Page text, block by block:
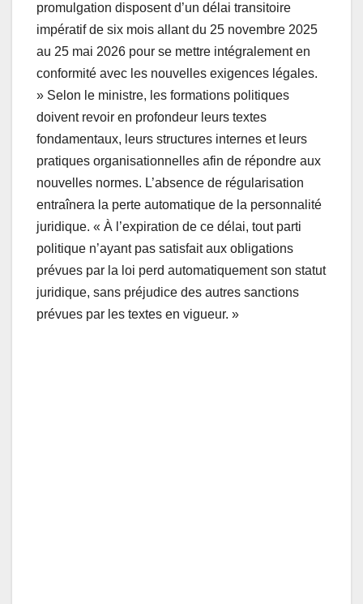
promulgation disposent d’un délai transitoire
impératif de six mois allant du 25 novembre 2025
au 25 mai 2026 pour se mettre intégralement en
conformité avec les nouvelles exigences légales.
» Selon le ministre, les formations politiques
doivent revoir en profondeur leurs textes
fondamentaux, leurs structures internes et leurs
pratiques organisationnelles afin de répondre aux
nouvelles normes. L’absence de régularisation
entraînera la perte automatique de la personnalité
juridique. « À l’expiration de ce délai, tout parti
politique n’ayant pas satisfait aux obligations
prévues par la loi perd automatiquement son statut
juridique, sans préjudice des autres sanctions
prévues par les textes en vigueur. »